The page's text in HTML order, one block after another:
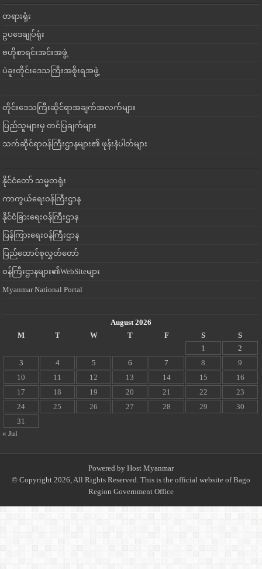
တရားရုံး
ဥပဒေချုပ်ရုံး
ဗဟိုစာရင်းအင်းအဖွဲ့
ပဲခူးတိုင်းဒေသကြီးအစိုးရအဖွဲ့
တိုင်းဒေသကြီးဆိုင်ရာအချက်အလက်များ
ပြည်သူများမှ တင်ပြချက်များ
သက်ဆိုင်ရာဝန်ကြီးဌာနများ၏ ဖုန်းနံပါတ်များ
နိုင်ငံတော် သမ္မတရုံး
ကာကွယ်ရေးဝန်ကြီးဌာန
နိုင်ငံခြားရေးဝန်ကြီးဌာန
ပြန်ကြားရေးဝန်ကြီးဌာန
ပြည်ထောင်စုလွှတ်တော်
ဝန်ကြီးဌာနများ၏WebSiteများ
Myanmar National Portal
August 2026
M
T W T F S
S
1
2
3
4 5 6 7 8
9
10
11 12 13 14 15
16
17
18 19 20 21 22
23
24
25 26 27 28 29
30
31
« Jul
Powered by Host Myanmar
© Copyright 2026, All Rights Reserved. This is the official website of Bago
Region Government Office